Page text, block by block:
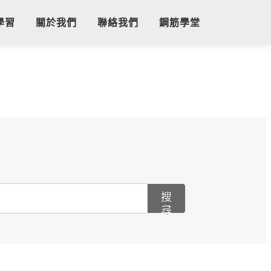
習 關於我們 聯絡我們 鋼筋學堂
搜
尋